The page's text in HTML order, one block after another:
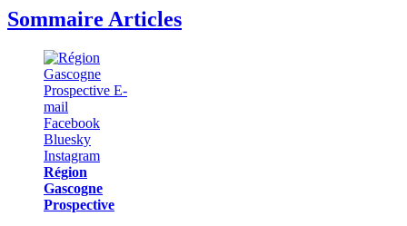
Sommaire Articles
Région
Gascogne
Prospective